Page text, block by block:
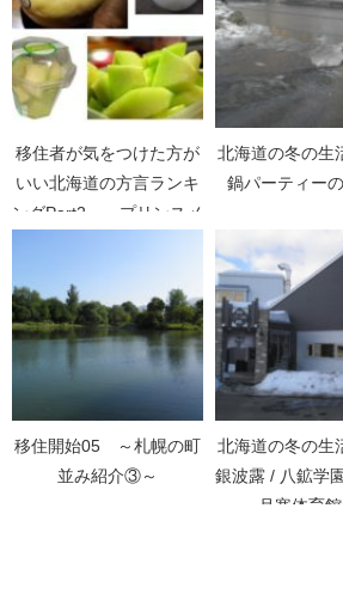
移住者が気をつけた方が
いい北海道の方言ランキ
ングPart2 ～プリンスメ
北海道の冬の
鍋パーティー
移住開始05 ～札幌の町
並み紹介③～
北海道の冬の
銀波露 / 八鉱学
月寒体育館